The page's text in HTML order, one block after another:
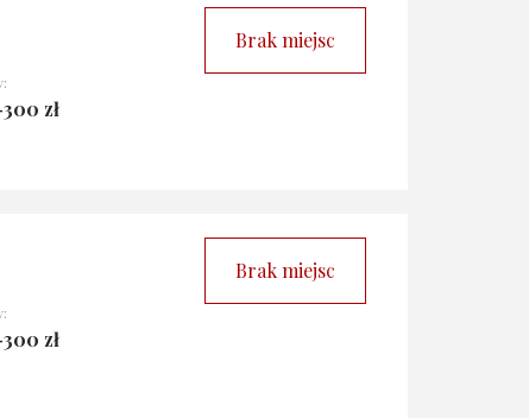
zł
Brak miejsc
zł
Brak miejsc